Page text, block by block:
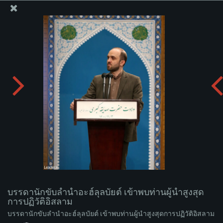
สำนักงานของผู้นำสูงสุด เซย์เยด คาเมเนอี
บรรดานักขับลำนำอะฮ์ลุลบัยต์ เข้าพบท่านผู้นำสูงสุดการ
ปฏิวัติอิสลาม
บรรดานักขับลำนำอะฮ์ลุลบัยต์ เข้าพบท่านผู้นำสูงสุด
การปฏิวัติอิสลาม
บรรดานักขับลำนำอะฮ์ลุลบัยต์ เข้าพบท่านผู้นำสูงสุดการปฏิวัติอิสลาม